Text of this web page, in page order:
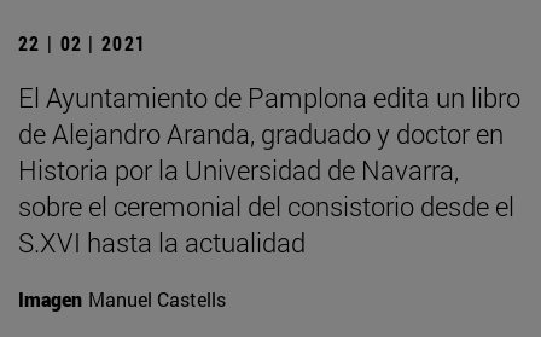
22 | 02 | 2021
El Ayuntamiento de Pamplona edita un libro
de Alejandro Aranda, graduado y doctor en
Historia por la Universidad de Navarra,
sobre el ceremonial del consistorio desde el
S.XVI hasta la actualidad
Imagen Manuel Castells